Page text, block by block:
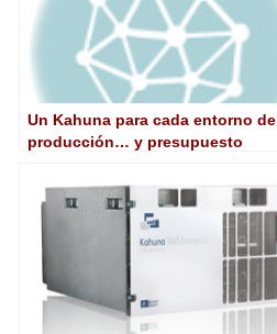
Un Kahuna para cada entorno de
producción… y presupuesto